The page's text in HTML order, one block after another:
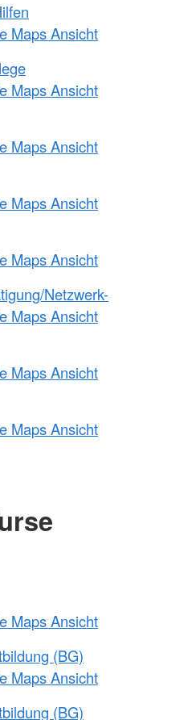
Maps Ansicht
Maps Ansicht
Maps Ansicht
Maps Ansicht
Maps Ansicht
Netzwerk-
Maps Ansicht
Maps Ansicht
Maps Ansicht
Maps Ansicht
(BG)
Maps Ansicht
(BG)